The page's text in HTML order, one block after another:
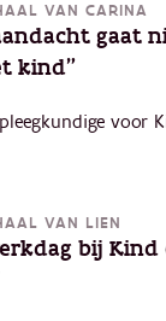
VAN CARINA
gaat
kind"
voor
VAN LIEN
bij Kind